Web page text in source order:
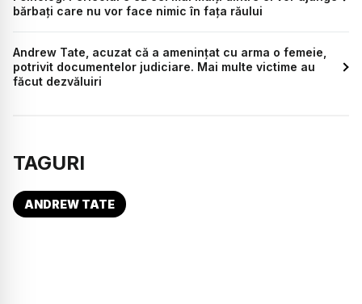
bărbați care nu vor face nimic în fața răului
Andrew Tate, acuzat că a amenințat cu arma o femeie,
potrivit documentelor judiciare. Mai multe victime au
făcut dezvăluiri
TAGURI
ANDREW TATE